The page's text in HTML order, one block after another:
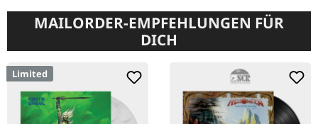
MAILORDER-EMPFEHLUNGEN FÜR
DICH
Limited